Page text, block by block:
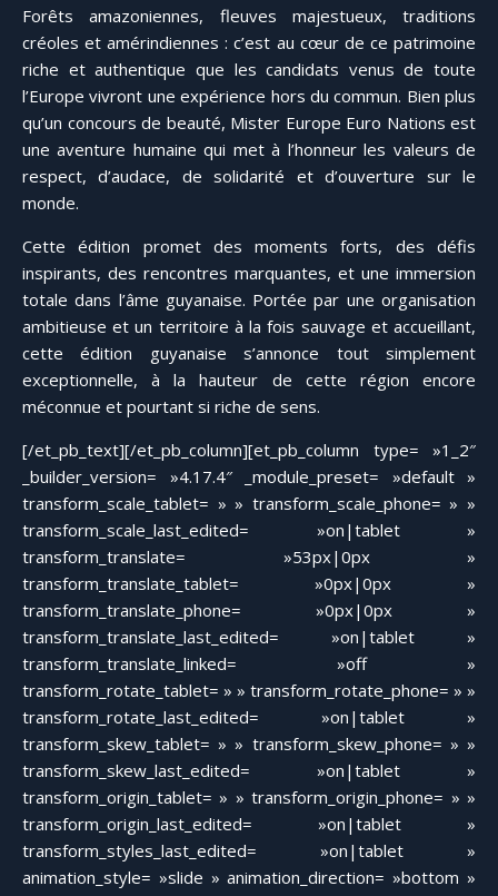
Forêts amazoniennes, fleuves majestueux, traditions
créoles et amérindiennes : c’est au cœur de ce patrimoine
riche et authentique que les candidats venus de toute
l’Europe vivront une expérience hors du commun. Bien plus
qu’un concours de beauté, Mister Europe Euro Nations est
une aventure humaine qui met à l’honneur les valeurs de
respect, d’audace, de solidarité et d’ouverture sur le
monde.
Cette édition promet des moments forts, des défis
inspirants, des rencontres marquantes, et une immersion
totale dans l’âme guyanaise. Portée par une organisation
ambitieuse et un territoire à la fois sauvage et accueillant,
cette édition guyanaise s’annonce tout simplement
exceptionnelle, à la hauteur de cette région encore
méconnue et pourtant si riche de sens.
[/et_pb_text][/et_pb_column][et_pb_column type= »1_2″
_builder_version= »4.17.4″ _module_preset= »default »
transform_scale_tablet= » » transform_scale_phone= » »
transform_scale_last_edited= »on|tablet »
transform_translate= »53px|0px »
transform_translate_tablet= »0px|0px »
transform_translate_phone= »0px|0px »
transform_translate_last_edited= »on|tablet »
transform_translate_linked= »off »
transform_rotate_tablet= » » transform_rotate_phone= » »
transform_rotate_last_edited= »on|tablet »
transform_skew_tablet= » » transform_skew_phone= » »
transform_skew_last_edited= »on|tablet »
transform_origin_tablet= » » transform_origin_phone= » »
transform_origin_last_edited= »on|tablet »
transform_styles_last_edited= »on|tablet »
animation_style= »slide » animation_direction= »bottom »